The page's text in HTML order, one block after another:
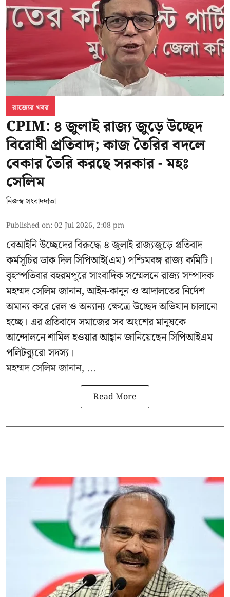
রাজ্যের খবর
CPIM: ৪ জুলাই রাজ্য জুড়ে উচ্ছেদ
বিরোধী প্রতিবাদ; কাজ তৈরির বদলে
বেকার তৈরি করছে সরকার - মহঃ
সেলিম
নিজস্ব সংবাদদাতা
Published on:02 Jul 2026, 2:08 pm
বেআইনি উচ্ছেদের বিরুদ্ধে ৪ জুলাই রাজ্যজুড়ে প্রতিবাদ
কর্মসূচির ডাক দিল সিপিআই(এম) পশ্চিমবঙ্গ রাজ্য কমিটি।
বৃহস্পতিবার বহরমপুরে সাংবাদিক সম্মেলনে রাজ্য সম্পাদক
মহম্মদ সেলিম জানান, আইন-কানুন ও আদালতের নির্দেশ
অমান্য করে রেল ও অন্যান্য ক্ষেত্রে উচ্ছেদ অভিযান চালানো
হচ্ছে। এর প্রতিবাদে সমাজের সব অংশের মানুষকে
আন্দোলনে শামিল হওয়ার আহ্বান জানিয়েছেন সিপিআইএম
পলিটব্যুরো সদস্য।
মহম্মদ সেলিম জানান, ...
Read More